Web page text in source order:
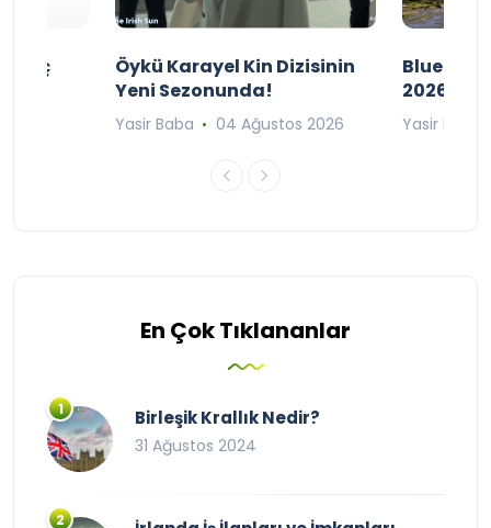
Maç
Öykü Karayel Kin Dizisinin
Yeni Sezonunda!
Yasir Baba 04 Ağustos 2026
Blue
2026
Yasir Baba
En Çok Tıklananlar
Birleşik Krallık Nedir?
31 Ağustos 2024